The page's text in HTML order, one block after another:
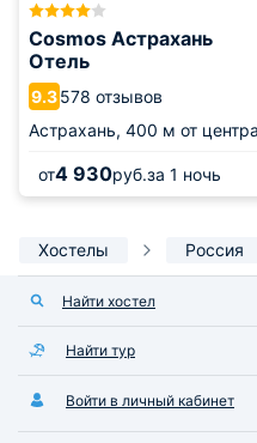
Cosmos Астрахань
Отель
9.3578 отзывов
Астрахань, 400 м от центра
от4 930руб.за 1 ночь
Хостелы Россия
Найти хостел
Найти тур
Войти в личный кабинет